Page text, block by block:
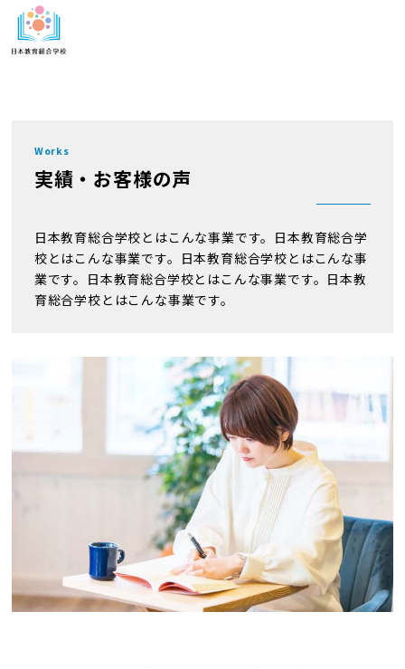
w
Works
実績・お客様の声
日本教育総合学校とはこんな事業です。 日本教育総合学
校とはこんな事業です。 日本教育総合学校とはこんな事
業です。 日本教育総合学校とはこんな事業です。 日本教
育総合学校とはこんな事業です。